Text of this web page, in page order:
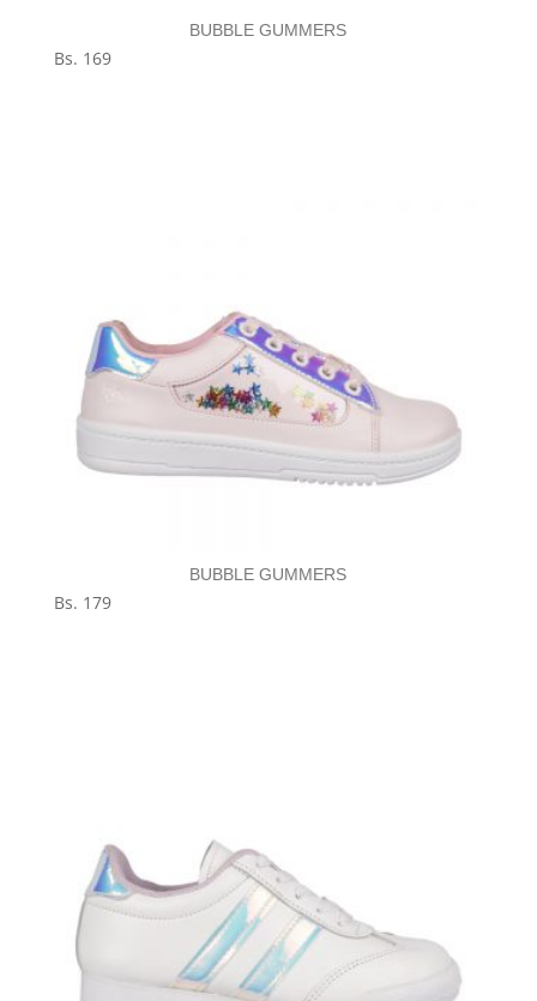
BUBBLE GUMMERS
Bs. 169
BUBBLE GUMMERS
Bs. 179